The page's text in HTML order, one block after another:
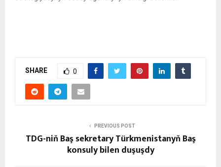
SHARE 0
PREVIOUS POST
TDG-niň Baş sekretary Türkmenistanyň Baş
konsuly bilen duşuşdy